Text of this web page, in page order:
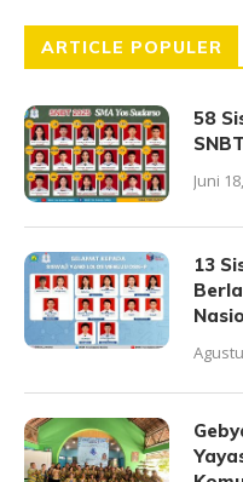
ARTICLE POPULER
58
Juni
13